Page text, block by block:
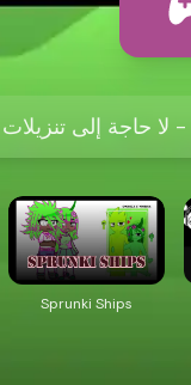
Sprunki Ships